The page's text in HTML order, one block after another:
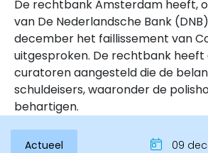
De rechtbank Amsterdam heeft,
van De Nederlandsche Bank
december het faillissement van
uitgesproken. De rechtbank
curatoren aangesteld die de
schuldeisers, waaronder de
behartigen.
Actueel 09